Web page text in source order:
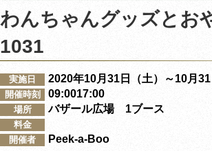
わんちゃんグッズとお
1031
実施日 2020年10月31日（土）～10月31
開催時刻 09:0017:00
場所 バザール広場 1ブース
料金
開催者
Peek-a-Boo